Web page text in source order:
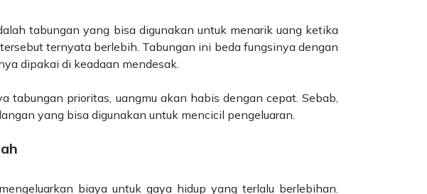
tabungan yang bisa digunakan untuk menarik uang ketika
ternyata berlebih. Tabungan ini beda fungsinya dengan
dipakai di keadaan mendesak.
tabungan prioritas, uangmu akan habis dengan cepat. Sebab,
yang bisa digunakan untuk mencicil pengeluaran.
biaya untuk gaya hidup yang terlalu berlebihan.